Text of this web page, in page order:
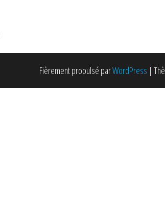
Fièrement propulsé parWordPress |